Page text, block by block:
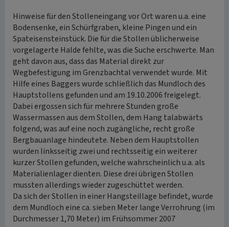
Hinweise für den Stolleneingang vor Ort waren u.a. eine
Bodensenke, ein Schürfgraben, kleine Pingen und ein
Spateisensteinstück. Die für die Stollen üblicherweise
vorgelagerte Halde fehlte, was die Suche erschwerte. Man
geht davon aus, dass das Material direkt zur
Wegbefestigung im Grenzbachtal verwendet wurde. Mit
Hilfe eines Baggers wurde schließlich das Mundloch des
Hauptstollens gefunden und am 19.10.2006 freigelegt.
Dabei ergossen sich für mehrere Stunden große
Wassermassen aus dem Stollen, dem Hang talabwärts
folgend, was auf eine noch zugängliche, recht große
Bergbauanlage hindeutete. Neben dem Hauptstollen
wurden linksseitig zwei und rechtsseitig ein weiterer
kurzer Stollen gefunden, welche wahrscheinlich u.a. als
Materialienlager dienten. Diese drei übrigen Stollen
mussten allerdings wieder zugeschüttet werden.
Da sich der Stollen in einer Hangsteillage befindet, wurde
dem Mundloch eine ca. sieben Meter lange Verrohrung (im
Durchmesser 1,70 Meter) im Frühsommer 2007